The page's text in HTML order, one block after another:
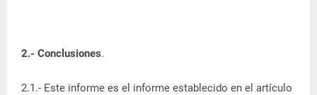
2.- Conclusiones.
2.1.- Este informe es el informe establecido en el artículo